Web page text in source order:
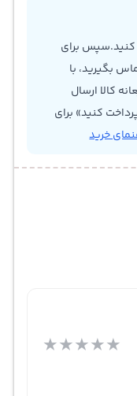
کنید.سپس برای
بگیرید، با
کالا ارسال
کنید» برای
خرید
★★★★★